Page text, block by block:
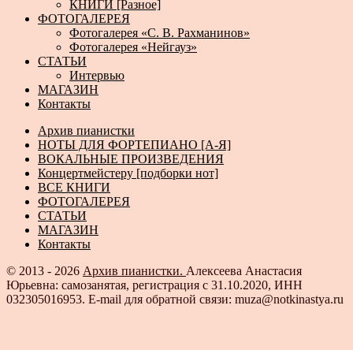
КНИГИ [Разное]
ФОТОГАЛЕРЕЯ
Фотогалерея «С. В. Рахманинов»
Фотогалерея «Нейгауз»
СТАТЬИ
Интервью
МАГАЗИН
Контакты
Архив пианистки
НОТЫ ДЛЯ ФОРТЕПИАНО [А-Я]
ВОКАЛЬНЫЕ ПРОИЗВЕДЕНИЯ
Концертмейстеру [подборки нот]
ВСЕ КНИГИ
ФОТОГАЛЕРЕЯ
СТАТЬИ
МАГАЗИН
Контакты
© 2013 - 2026 Архив пианистки. Алексеева Анастасия
Юрьевна: самозанятая, регистрация с 31.10.2020, ИНН
032305016953. E-mail для обратной связи: muza@notkinastya.ru